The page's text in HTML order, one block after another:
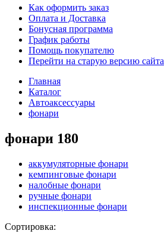
Как оформить заказ
Оплата и Доставка
Бонусная программа
График работы
Помощь покупателю
Перейти на старую версию сайта
Главная
Каталог
Автоаксессуары
фонари
фонари 180
аккумуляторные фонари
кемпинговые фонари
налобные фонари
ручные фонари
инспекционные фонари
Сортировка: